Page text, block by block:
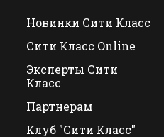
Новинки Сити Класс
Сити Класс Online
Эксперты Сити
Класс
Партнерам
Клуб "Сити Класс"